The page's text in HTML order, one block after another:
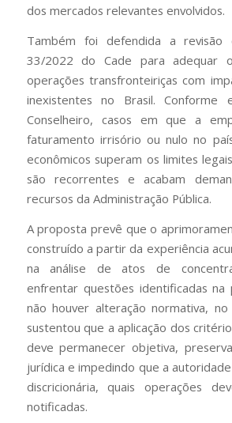
dos mercados relevantes envolvidos.
Também foi defendida a revisão
33/2022 do Cade para adequar
operações transfronteiriças com
inexistentes no Brasil. Conforme
Conselheiro, casos em que a
faturamento irrisório ou nulo no
econômicos superam os limites
são recorrentes e acabam
recursos da Administração Pública.
A proposta prevê que o
construído a partir da experiência
na análise de atos de
enfrentar questões identificadas na
não houver alteração normativa, no
sustentou que a aplicação dos
deve permanecer objetiva,
jurídica e impedindo que a
discricionária, quais operações
notificadas.